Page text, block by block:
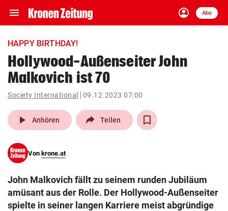
menu Navigation
ein-/ausklappen
account_circle
Anmelden
Abo
close Schließen
account_circle Anmelden
pin_drop
Wien arrow_right
search
eingeben
HAPPY BIRTHDAY!
Hollywood-Außenseiter John
Malkovich ist 70
Society International 09.12.2023 07:00
play_arrow Anhören Teilen
Von krone.at
John Malkovich fällt zu seinem runden Jubiläum
amüsant aus der Rolle. Der Hollywood-Außenseiter
spielte in seiner langen Karriere meist abgründige